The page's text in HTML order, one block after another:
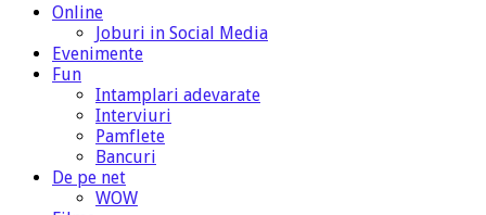
Online
Joburi in Social Media
Evenimente
Fun
Intamplari adevarate
Interviuri
Pamflete
Bancuri
De pe net
WOW